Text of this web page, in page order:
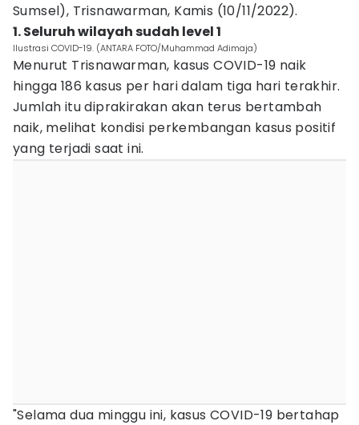
Sumsel), Trisnawarman, Kamis (10/11/2022).
1. Seluruh wilayah sudah level 1
Ilustrasi COVID-19. (ANTARA FOTO/Muhammad Adimaja)
Menurut Trisnawarman, kasus COVID-19 naik
hingga 186 kasus per hari dalam tiga hari terakhir.
Jumlah itu diprakirakan akan terus bertambah
naik, melihat kondisi perkembangan kasus positif
yang terjadi saat ini.
"Selama dua minggu ini, kasus COVID-19 bertahap